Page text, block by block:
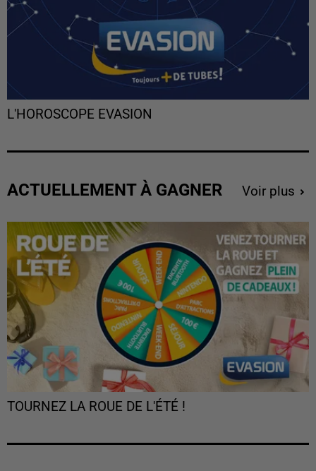
L'HOROSCOPE EVASION
ACTUELLEMENT À GAGNER Voir plus
TOURNEZ LA ROUE DE L'ÉTÉ !